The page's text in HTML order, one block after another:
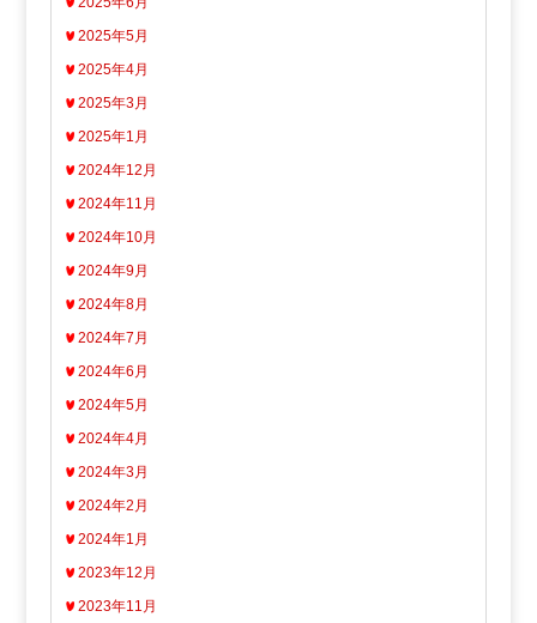
2025年5月
2025年4月
2025年3月
2025年1月
2024年12月
2024年11月
2024年10月
2024年9月
2024年8月
2024年7月
2024年6月
2024年5月
2024年4月
2024年3月
2024年2月
2024年1月
2023年12月
2023年11月